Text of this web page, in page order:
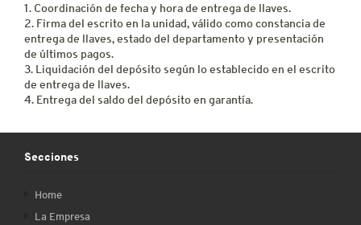
1. Coordinación de fecha y hora de entrega de llaves.
2. Firma del escrito en la unidad, válido como constancia de
entrega de llaves, estado del departamento y presentación
de últimos pagos.
3. Liquidación del depósito según lo establecido en el escrito
de entrega de llaves.
4. Entrega del saldo del depósito en garantía.
Secciones
Home
La Empresa